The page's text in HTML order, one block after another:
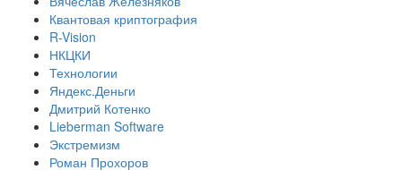
Квантовая криптография
R-Vision
НКЦКИ
Технологии
Яндекс.Деньги
Дмитрий Котенко
Lieberman Software
Экстремизм
Роман Прохоров